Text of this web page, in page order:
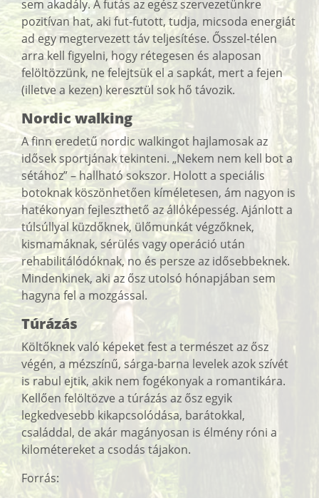
sem akadály. A futás az egész szervezetünkre
pozitívan hat, aki fut-futott, tudja, micsoda energiát
ad egy megtervezett táv teljesítése. Ősszel-télen
arra kell figyelni, hogy rétegesen és alaposan
felöltözzünk, ne felejtsük el a sapkát, mert a fejen
(illetve a kezen) keresztül sok hő távozik.
Nordic walking
A finn eredetű nordic walkingot hajlamosak az
idősek sportjának tekinteni. „Nekem nem kell bot a
sétához” – hallható sokszor. Holott a speciális
botoknak köszönhetően kíméletesen, ám nagyon is
hatékonyan fejleszthető az állóképesség. Ajánlott a
túlsúllyal küzdőknek, ülőmunkát végzőknek,
kismamáknak, sérülés vagy operáció után
rehabilitálódóknak, no és persze az idősebbeknek.
Mindenkinek, aki az ősz utolsó hónapjában sem
hagyna fel a mozgással.
Túrázás
Költőknek való képeket fest a természet az ősz
végén, a mézszínű, sárga-barna levelek azok szívét
is rabul ejtik, akik nem fogékonyak a romantikára.
Kellően felöltözve a túrázás az ősz egyik
legkedvesebb kikapcsolódása, barátokkal,
családdal, de akár magányosan is élmény róni a
kilométereket a csodás tájakon.
Forrás: